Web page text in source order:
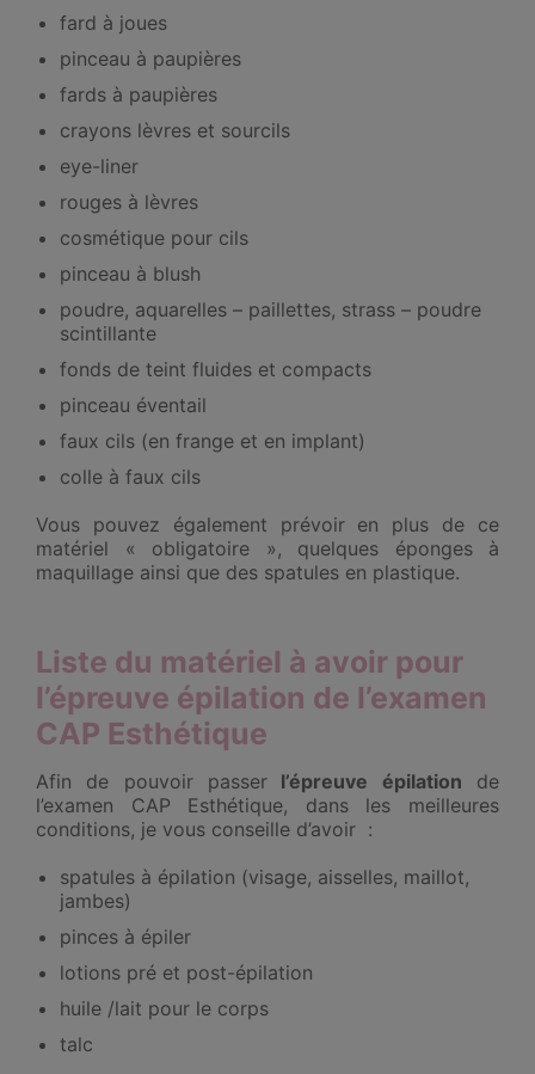
fard à joues
pinceau à paupières
fards à paupières
crayons lèvres et sourcils
eye-liner
rouges à lèvres
cosmétique pour cils
pinceau à blush
poudre, aquarelles – paillettes, strass – poudre
scintillante
fonds de teint fluides et compacts
pinceau éventail
faux cils (en frange et en implant)
colle à faux cils
Vous pouvez également prévoir en plus de ce
matériel « obligatoire », quelques éponges à
maquillage ainsi que des spatules en plastique.
Liste du matériel à avoir pour
l’épreuve épilation de l’examen
CAP Esthétique
Afin de pouvoir passer l’épreuve épilation de
l’examen CAP Esthétique, dans les meilleures
conditions, je vous conseille d’avoir :
spatules à épilation (visage, aisselles, maillot,
jambes)
pinces à épiler
lotions pré et post-épilation
huile /lait pour le corps
talc